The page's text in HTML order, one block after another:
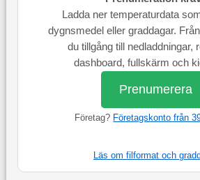
Ladda ner temperaturdata
dygnsmedel eller graddagar.
du tillgång till nedladdningar,
dashboard, fullskärm och
Prenumerera
Företag? Företagskonto från
Läs om filformat och